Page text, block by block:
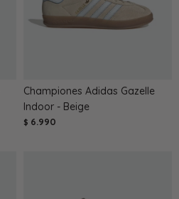
Championes Adidas Gazelle
Indoor - Beige
$ 6.990